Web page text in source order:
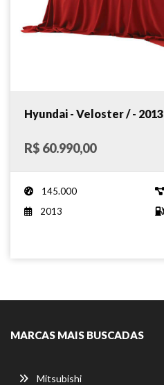
Hyundai - Veloster / - 2013
R$ 60.990,00
145.000
2013
MARCAS MAIS BUSCADAS
Mitsubishi